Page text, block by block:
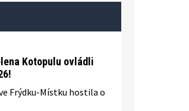
Kotopulu ovládli
Frýdku-Místku hostila o